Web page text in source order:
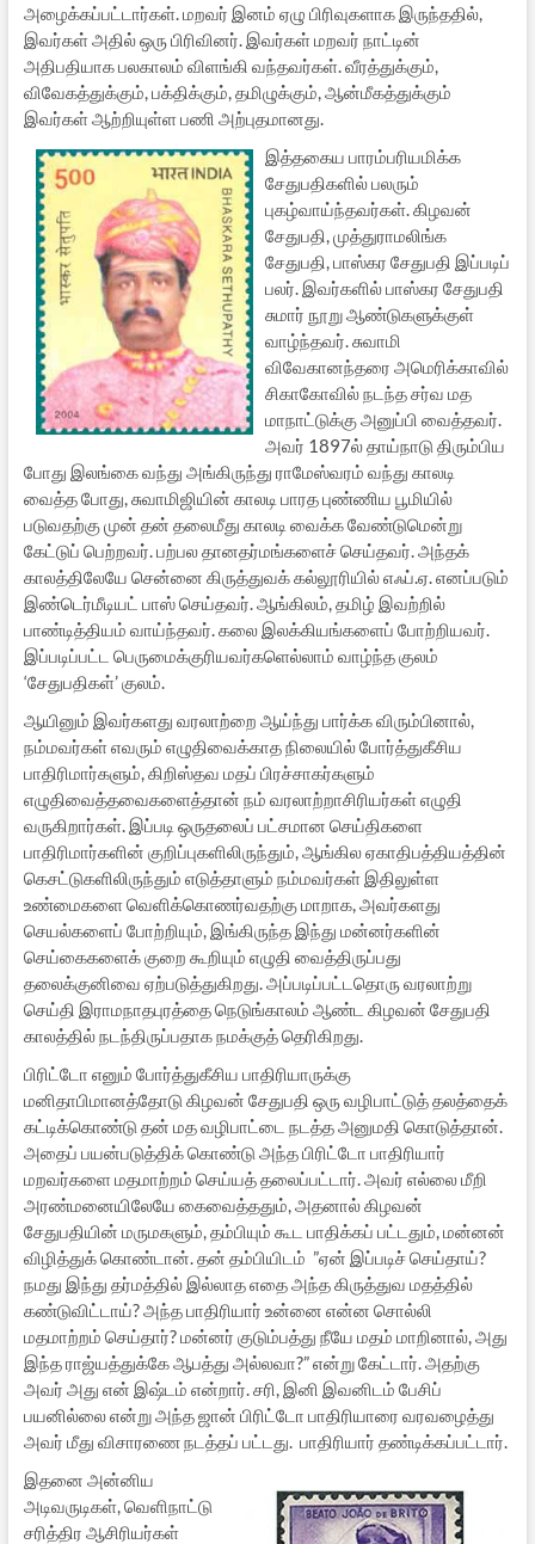
அழைக்கப்பட்டார்கள். மறவர் இனம் ஏழு பிரிவுகளாக இருந்ததில்,
இவர்கள் அதில் ஒரு பிரிவினர். இவர்கள் மறவர் நாட்டின்
அதிபதியாக பலகாலம் விளங்கி வந்தவர்கள். வீரத்துக்கும்,
விவேகத்துக்கும், பக்திக்கும், தமிழுக்கும், ஆன்மீகத்துக்கும்
இவர்கள் ஆற்றியுள்ள பணி அற்புதமானது.
இத்தகைய பாரம்பரியமிக்க
சேதுபதிகளில் பலரும்
புகழ்வாய்ந்தவர்கள். கிழவன்
சேதுபதி, முத்துராமலிங்க
சேதுபதி, பாஸ்கர சேதுபதி இப்படிப்
பலர். இவர்களில் பாஸ்கர சேதுபதி
சுமார் நூறு ஆண்டுகளுக்குள்
வாழ்ந்தவர். சுவாமி
விவேகானந்தரை அமெரிக்காவில்
சிகாகோவில் நடந்த சர்வ மத
மாநாட்டுக்கு அனுப்பி வைத்தவர்.
அவர் 1897ல் தாய்நாடு திரும்பிய
போது இலங்கை வந்து அங்கிருந்து ராமேஸ்வரம் வந்து காலடி
வைத்த போது, சுவாமிஜியின் காலடி பாரத புண்ணிய பூமியில்
படுவதற்கு முன் தன் தலைமீது காலடி வைக்க வேண்டுமென்று
கேட்டுப் பெற்றவர். பற்பல தானதர்மங்களைச் செய்தவர். அந்தக்
காலத்திலேயே சென்னை கிருத்துவக் கல்லூரியில் எஃப்.ஏ. எனப்படும்
இண்டெர்மீடியட் பாஸ் செய்தவர். ஆங்கிலம், தமிழ் இவற்றில்
பாண்டித்தியம் வாய்ந்தவர். கலை இலக்கியங்களைப் போற்றியவர்.
இப்படிப்பட்ட பெருமைக்குரியவர்களெல்லாம் வாழ்ந்த குலம்
‘சேதுபதிகள்’ குலம்.
ஆயினும் இவர்களது வரலாற்றை ஆய்ந்து பார்க்க விரும்பினால்,
நம்மவர்கள் எவரும் எழுதிவைக்காத நிலையில் போர்த்துகீசிய
பாதிரிமார்களும், கிறிஸ்தவ மதப் பிரச்சாகர்களும்
எழுதிவைத்தவைகளைத்தான் நம் வரலாற்றாசிரியர்கள் எழுதி
வருகிறார்கள். இப்படி ஒருதலைப் பட்சமான செய்திகளை
பாதிரிமார்களின் குறிப்புகளிலிருந்தும், ஆங்கில ஏகாதிபத்தியத்தின்
கெசட்டுகளிலிருந்தும் எடுத்தாளும் நம்மவர்கள் இதிலுள்ள
உண்மைகளை வெளிக்கொணர்வதற்கு மாறாக, அவர்களது
செயல்களைப் போற்றியும், இங்கிருந்த இந்து மன்னர்களின்
செய்கைகளைக் குறை கூறியும் எழுதி வைத்திருப்பது
தலைக்குனிவை ஏற்படுத்துகிறது. அப்படிப்பட்டதொரு வரலாற்று
செய்தி இராமநாதபுரத்தை நெடுங்காலம் ஆண்ட கிழவன் சேதுபதி
காலத்தில் நடந்திருப்பதாக நமக்குத் தெரிகிறது.
பிரிட்டோ எனும் போர்த்துகீசிய பாதிரியாருக்கு
மனிதாபிமானத்தோடு கிழவன் சேதுபதி ஒரு வழிபாட்டுத் தலத்தைக்
கட்டிக்கொண்டு தன் மத வழிபாட்டை நடத்த அனுமதி கொடுத்தான்.
அதைப் பயன்படுத்திக் கொண்டு அந்த பிரிட்டோ பாதிரியார்
மறவர்களை மதமாற்றம் செய்யத் தலைப்பட்டார். அவர் எல்லை மீறி
அரண்மனையிலேயே கைவைத்ததும், அதனால் கிழவன்
சேதுபதியின் மருமகளும், தம்பியும் கூட பாதிக்கப் பட்டதும், மன்னன்
விழித்துக் கொண்டான். தன் தம்பியிடம் ”ஏன் இப்படிச் செய்தாய்?
நமது இந்து தர்மத்தில் இல்லாத எதை அந்த கிருத்துவ மதத்தில்
கண்டுவிட்டாய்? அந்த பாதிரியார் உன்னை என்ன சொல்லி
மதமாற்றம் செய்தார்? மன்னர் குடும்பத்து நீயே மதம் மாறினால், அது
இந்த ராஜ்யத்துக்கே ஆபத்து அல்லவா?” என்று கேட்டார். அதற்கு
அவர் அது என் இஷ்டம் என்றார். சரி, இனி இவனிடம் பேசிப்
பயனில்லை என்று அந்த ஜான் பிரிட்டோ பாதிரியாரை வரவழைத்து
அவர் மீது விசாரணை நடத்தப் பட்டது. பாதிரியார் தண்டிக்கப்பட்டார்.
இதனை அன்னிய
அடிவருடிகள், வெளிநாட்டு
சரித்திர ஆசிரியர்கள்